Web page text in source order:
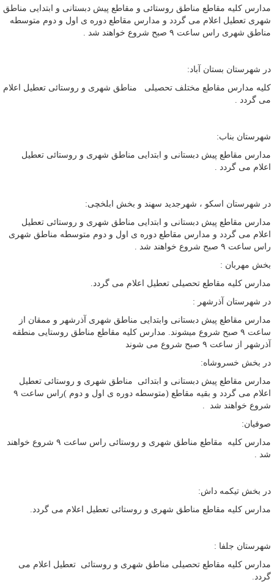
مدارس کلیه مقاطع مناطق روستائی و مقاطع پیش دبستانی و ابتدایی مناطق
شهری تعطیل اعلام می گردد و مدارس مقاطع دوره ی اول و دوم متوسطه
مناطق شهری راس ساعت ۹ صبح شروع خواهند شد .
در شهرستان بستان آباد:
کلیه مدارس مقاطع مختلف تحصیلی مناطق شهری و روستائی تعطیل اعلام
می گردد .
شهرستان بناب:
مدارس مقاطع پیش دبستانی و ابتدایی مناطق شهری و روستائی تعطیل
اعلام می گردد .
در شهرستان اسکو ، شهرجدید سهند و بخش ابلخچی:
مدارس مقاطع پیش دبستانی و ابتدایی مناطق شهری و روستائی تعطیل
اعلام می گردد و مدارس مقاطع دوره ی اول و دوم متوسطه مناطق شهری
راس ساعت ۹ صبح شروع خواهند شد .
بخش مهربان :
مدارس کلیه مقاطع تحصیلی تعطیل اعلام می گردد.
در شهرستان آذرشهر :
مدارس مقاطع پیش دبستانی وابتدایی مناطق شهری آذرشهر و ممقان از
ساعت ۹ صبح شروع میشوند. مدارس کلیه مقاطع مناطق روستایی منطقه
آذرشهر از ساعت ۹ صبح شروع می شوند
در بخش خسروشاه:
مدارس مقاطع پیش دبستانی و ابتدائی مناطق شهری و روستائی تعطیل
اعلام می گردد و بقیه مقاطع (متوسطه دوره ی اول و دوم )راس ساعت ۹
شروع خواهند شد .
صوفیان:
مدارس کلیه مقاطع مناطق شهری و روستائی راس ساعت ۹ شروع خواهند
شد .
در بخش تیکمه داش:
مدارس کلیه مقاطع مناطق شهری و روستائی تعطیل اعلام می گردد.
شهرستان جلفا :
مدارس کلیه مقاطع تحصیلی مناطق شهری و روستائی تعطیل اعلام می
گردد.